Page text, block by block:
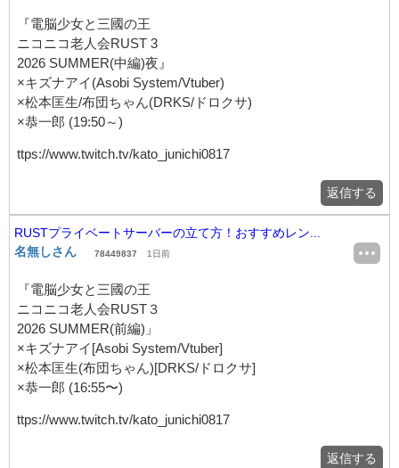
『電脳少女と三國の王
ニコニコ老人会RUST 3
2026 SUMMER(中編)夜』
×キズナアイ(Asobi System/Vtuber)
×松本匡生/布団ちゃん(DRKS/ドロクサ)
×恭一郎 (19:50～)
ttps://www.twitch.tv/kato_junichi0817
返信する
RUSTプライベートサーバーの立て方！おすすめレン...
名無しさん
78449837 1日前
『電脳少女と三國の王
ニコニコ老人会RUST３
2026 SUMMER(前編)」
×キズナアイ[Asobi System/Vtuber]
×松本匡生(布団ちゃん)[DRKS/ドロクサ]
×恭一郎 (16:55〜)
ttps://www.twitch.tv/kato_junichi0817
返信する